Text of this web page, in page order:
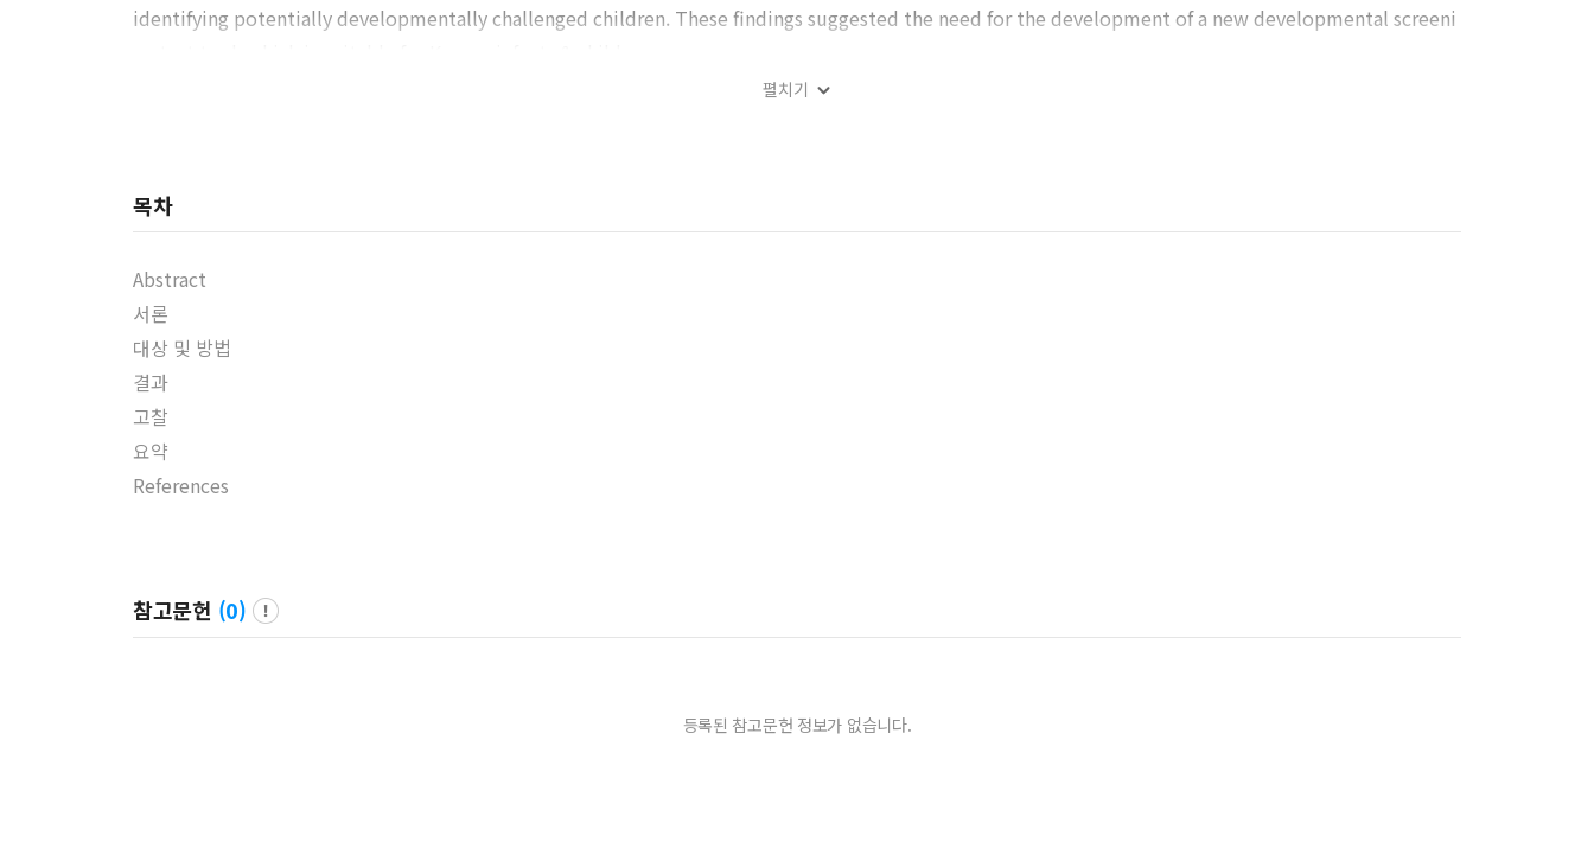
identifying potentially developmentally challenged children. These findings suggested the need for the development of a new developmental screeni
펼치기
목차
Abstract
서론
대상 및 방법
결과
고찰
요약
References
참고문헌 (0)
등록된 참고문헌 정보가 없습니다.